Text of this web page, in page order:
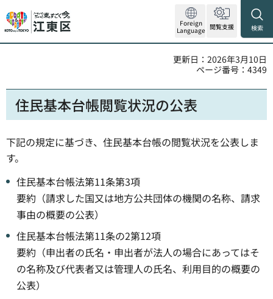
Foreign
Language 閲覧支援 検索
更新日：2026年3月10日
ページ番号：4349
住民基本台帳閲覧状況の公表
下記の規定に基づき、住民基本台帳の閲覧状況を公表しま
す。
住民基本台帳法第11条第3項
要約（請求した国又は地方公共団体の機関の名称、請求
事由の概要の公表）
住民基本台帳法第11条の2第12項
要約（申出者の氏名・申出者が法人の場合にあってはそ
の名称及び代表者又は管理人の氏名、利用目的の概要の
公表）